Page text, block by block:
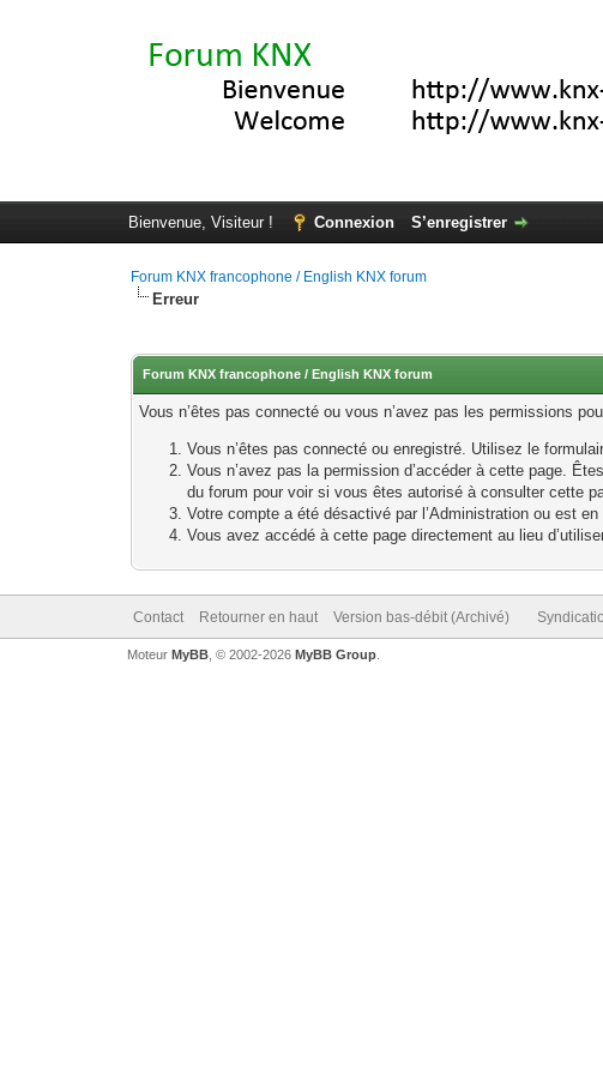
Bienvenue, Visiteur ! Connexion S’enregistrer
Forum KNX francophone / English KNX forum
Erreur
Forum KNX francophone / English KNX forum
Vous n’êtes pas connecté ou vous n’avez pas les permissions
Vous n’êtes pas connecté ou enregistré. Utilisez le
Vous n’avez pas la permission d’accéder à cette page.
du forum pour voir si vous êtes autorisé à consulter cette
Votre compte a été désactivé par l’Administration ou est
Vous avez accédé à cette page directement au lieu
Contact Retourner en haut Version bas-débit (Archivé)
Moteur MyBB, © 2002-2026 MyBB Group.